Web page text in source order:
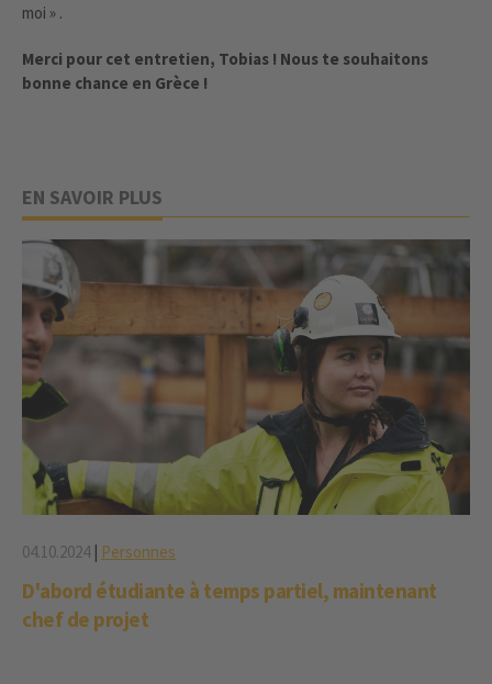
moi » .
Merci pour cet entretien, Tobias ! Nous te souhaitons
bonne chance en Grèce !
EN SAVOIR PLUS
04.10.2024| Personnes
D'abord étudiante à temps partiel, maintenant
chef de projet